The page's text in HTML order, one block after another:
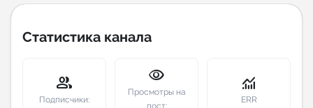
Индекс читаемости каналов в Telegram
New
Статистика канала
group
Подписчики:
visibility
Просмотры на
пост:
monitoring
ERR